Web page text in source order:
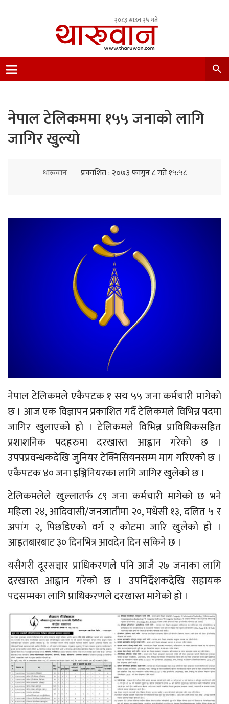
२०८३ साउन २५ गते
Nepal.
नेपाल टेलिकममा १५५ जनाकाे लागि
जागिर खुल्याे
थारूवान प्रकाशित : २०७३ फागुन ८ गते १५:५८
नेपाल टेलिकमले एकैपटक १ सय ५५ जना कर्मचारी मागेको
छ । आज एक विज्ञापन प्रकाशित गर्दै टेलिकमले विभिन्न पदमा
जागिर खुलाएको हो । टेलिकमले विभिन्न प्राविधिकसहित
प्रशाशनिक पदहरुमा दरखास्त आह्वान गरेको छ ।
उपपप्रवन्धकदेखि जुनियर टेक्निसियनसम्म माग गरिएको छ ।
एकैपटक ४० जना इञ्जिनियरका लागि जागिर खुलेको छ ।
टेलिकमलेले खुल्लातर्फ ८९ जना कर्मचारी मागेको छ भने
महिला २४, आदिवासी/जनजातीमा २०, मधेसी १३, दलित ५ र
अपांग २, पिछडिएको वर्ग २ कोटमा जारि खुलेको हो ।
आइतबारबाट ३० दिनभित्र आवदेन दिन सकिने छ ।
यसैगरी दूरसञ्चार प्राधिकरणले पनि आजै २७ जनाका लागि
दरखास्त आह्वान गरेको छ । उपनिर्देशकदेखि सहायक
पदसम्मका लागि प्राधिकरणले दरखास्त मागेको हो ।